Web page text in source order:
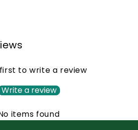
to write a review
Write a review
items found